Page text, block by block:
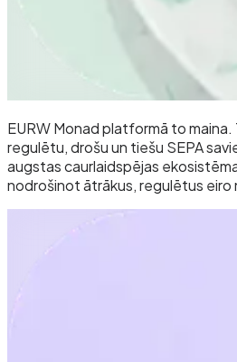
EURW Monad platformā to maina.
regulētu, drošu un tiešu SEPA
augstas caurlaidspējas
nodrošinot ātrākus, regulētus eiro